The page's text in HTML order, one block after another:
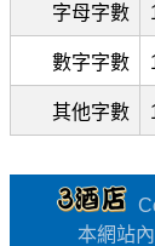
字母字數
數字字數
其他字數
本網站